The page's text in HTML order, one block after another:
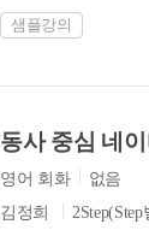
샘플강의
동사 중심 네
영어 회화
없음
김정희